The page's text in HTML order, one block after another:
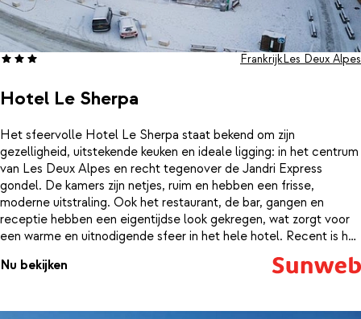
Hotel Le Sherpa
FrankrijkLes Deux Alpes
Het sfeervolle Hotel Le Sherpa staat bekend om zijn
gezelligheid, uitstekende keuken en ideale ligging: in het centrum
van Les Deux Alpes en recht tegenover de Jandri Express
gondel. De kamers zijn netjes, ruim en hebben een frisse,
moderne uitstraling. Ook het restaurant, de bar, gangen en
receptie hebben een eigentijdse look gekregen, wat zorgt voor
een warme en uitnodigende sfeer in het hele hotel. Recent is het
hotel gerenoveerd, waardoor alles er weer piekfijn uitziet en
helemaal van deze tijd is.Het restaurant voelt als een moderne
Nu bekijken